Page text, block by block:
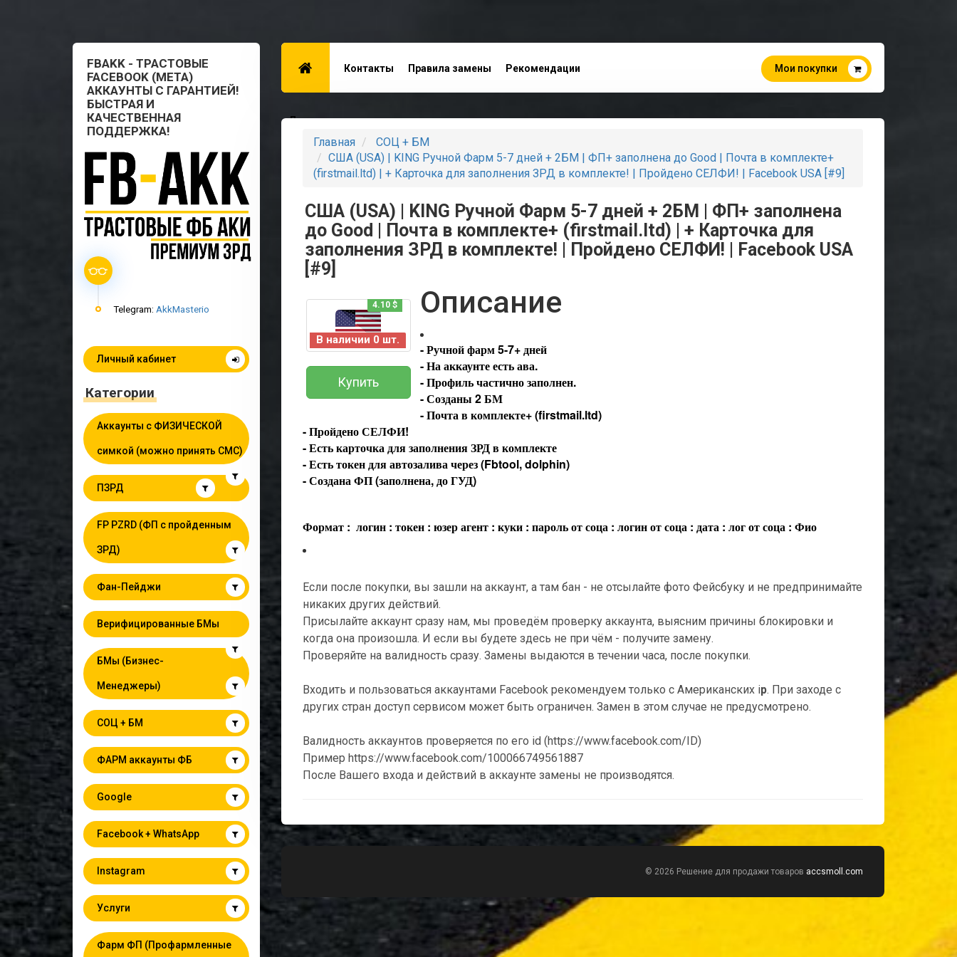
FBAKK - ТРАСТОВЫЕ
FACEBOOK (META)
АККАУНТЫ С ГАРАНТИЕЙ!
БЫСТРАЯ И
КАЧЕСТВЕННАЯ
ПОДДЕРЖКА!
Telegram: AkkMasterio
Личный кабинет
Категории
Аккаунты с ФИЗИЧЕСКОЙ
симкой (можно принять СМС)
ПЗРД
FP PZRD (ФП с пройденным
ЗРД)
Фан-Пейджи
Верифицированные БМы
БМы (Бизнес-
Менеджеры)
СОЦ + БМ
ФАРМ аккаунты ФБ
Google
Facebook + WhatsApp
Instagram
Услуги
Фарм ФП (Профармленные
Контакты Правила замены Рекомендации
Для поставщиков
Мои покупки
Главная
СОЦ + БМ
США (USA) | KING Ручной Фарм 5-7 дней + 2БМ | ФП+ заполнена до Good | Почта в комплекте+
(firstmail.ltd) | + Карточка для заполнения ЗРД в комплекте! | Пройдено СЕЛФИ! | Facebook USA [#9]
США (USA) | KING Ручной Фарм 5-7 дней + 2БМ | ФП+ заполнена
до Good | Почта в комплекте+ (firstmail.ltd) | + Карточка для
заполнения ЗРД в комплекте! | Пройдено СЕЛФИ! | Facebook USA
[#9]
В наличии 0 шт.
4.10 $
Купить
Описание
- Ручной фарм 5-7+ дней
- На аккаунте есть ава.
- Профиль частично заполнен.
- Созданы 2 БМ
- Почта в комплекте+ (firstmail.ltd)
- Пройдено СЕЛФИ!
- Есть карточка для заполнения ЗРД в комплекте
- Есть токен для автозалива через (Fbtool, dolphin)
- Создана ФП (заполнена, до ГУД)
Формат : логин : токен : юзер агент : куки : пароль от соца : логин от соца : дата : лог от соца : Фио
Если после покупки, вы зашли на аккаунт, а там бан - не отсылайте фото Фейсбуку и не предпринимайте
никаких других действий.
Присылайте аккаунт сразу нам, мы проведём проверку аккаунта, выясним причины блокировки и
когда она произошла. И если вы будете здесь не при чём - получите замену.
Проверяйте на валидность сразу. Замены выдаются в течении часа, после покупки.
Входить и пользоваться аккаунтами Facebook рекомендуем только с Американских ip. При заходе с
других стран доступ сервисом может быть ограничен. Замен в этом случае не предусмотрено.
Валидность аккаунтов проверяется по его id (https://www.facebook.com/ID)
Пример https://www.facebook.com/100066749561887
После Вашего входа и действий в аккаунте замены не производятся.
© 2026 Решение для продажи товаров accsmoll.com
Всего позиций в корзине